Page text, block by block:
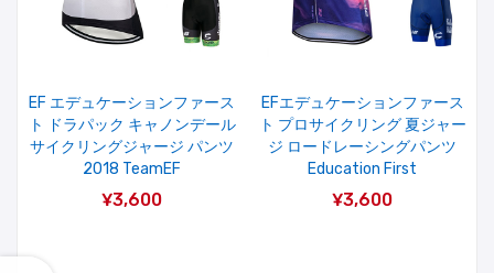
EF エデュケーションファース
ト ドラパック キャノンデール
サイクリングジャージ パンツ
2018 TeamEF
¥3,600
EFエデュケーションファース
ト プロサイクリング 夏ジャー
ジ ロードレーシングパンツ
Education First
¥3,600